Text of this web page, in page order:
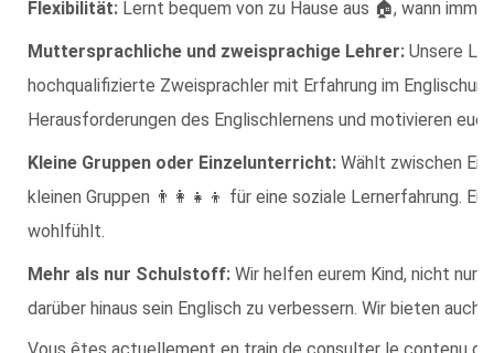
Flexibilität: Lernt bequem von zu Hause aus 🏠, wann
Muttersprachliche und zweisprachige Lehrer: Unsere
hochqualifizierte Zweisprachler mit Erfahrung im
Herausforderungen des Englischlernens und motivieren
Kleine Gruppen oder Einzelunterricht: Wählt zwischen
kleinen Gruppen 👨‍👩‍👧‍👦 für eine soziale Lernerfahrung.
wohlfühlt.
Mehr als nur Schulstoff: Wir helfen eurem Kind, nicht nur
darüber hinaus sein Englisch zu verbessern. Wir bieten